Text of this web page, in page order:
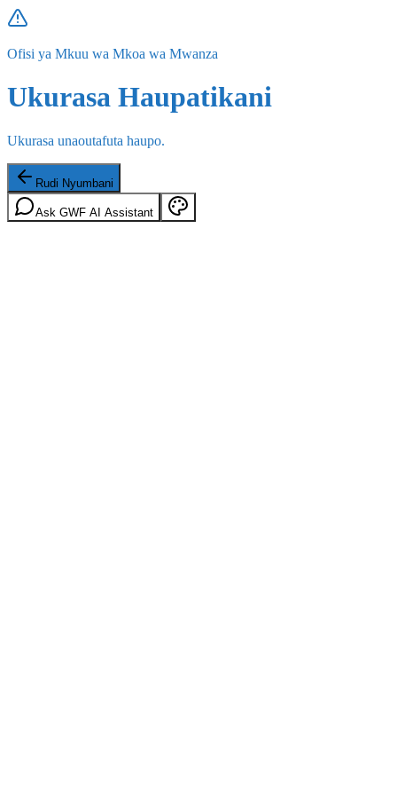
Ofisi ya Mkuu wa Mkoa wa Mwanza
Ukurasa Haupatikani
Ukurasa unaoutafuta haupo.
Rudi Nyumbani
Ask GWF AI Assistant